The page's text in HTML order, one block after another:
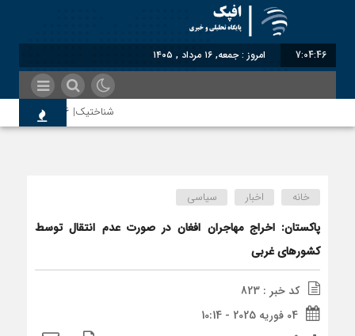
7:04:47 امروز : جمعه, ۱۶ مرداد , ۱۴۰۵
شناختیک| ۸۶ درصد مهاجران حامی ایران در جنگ؛ ۷۵ درصد مهاجران دولت چهاردهم را خیرخواه خود نمی‌دانند
اندیشکده آمریکایی: حمایت
سوءاستفاده معاندین از
اختصاصی| معطلی بار تاجران
خانه اخبار سیاسی
پاکستان: اخراج مهاجران افغان در صورت عدم انتقال توسط
کشورهای غربی
کد خبر : 823
04 فوریه 2025 - 10:14